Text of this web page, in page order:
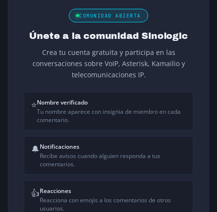
COMUNIDAD ABIERTA
Únete a la comunidad Sinologic
Crea tu cuenta gratuita y participa en las
conversaciones sobre VoIP, Asterisk, Kamailio y
telecomunicaciones IP.
⭐Nombre verificado
Tu nombre aparece con insignia de miembro en cada
comentario.
🔔Notificaciones
Recibe avisos cuando alguien responda a tus
comentarios.
👍Reacciones
Reacciona con emojis a los comentarios de otros
usuarios.